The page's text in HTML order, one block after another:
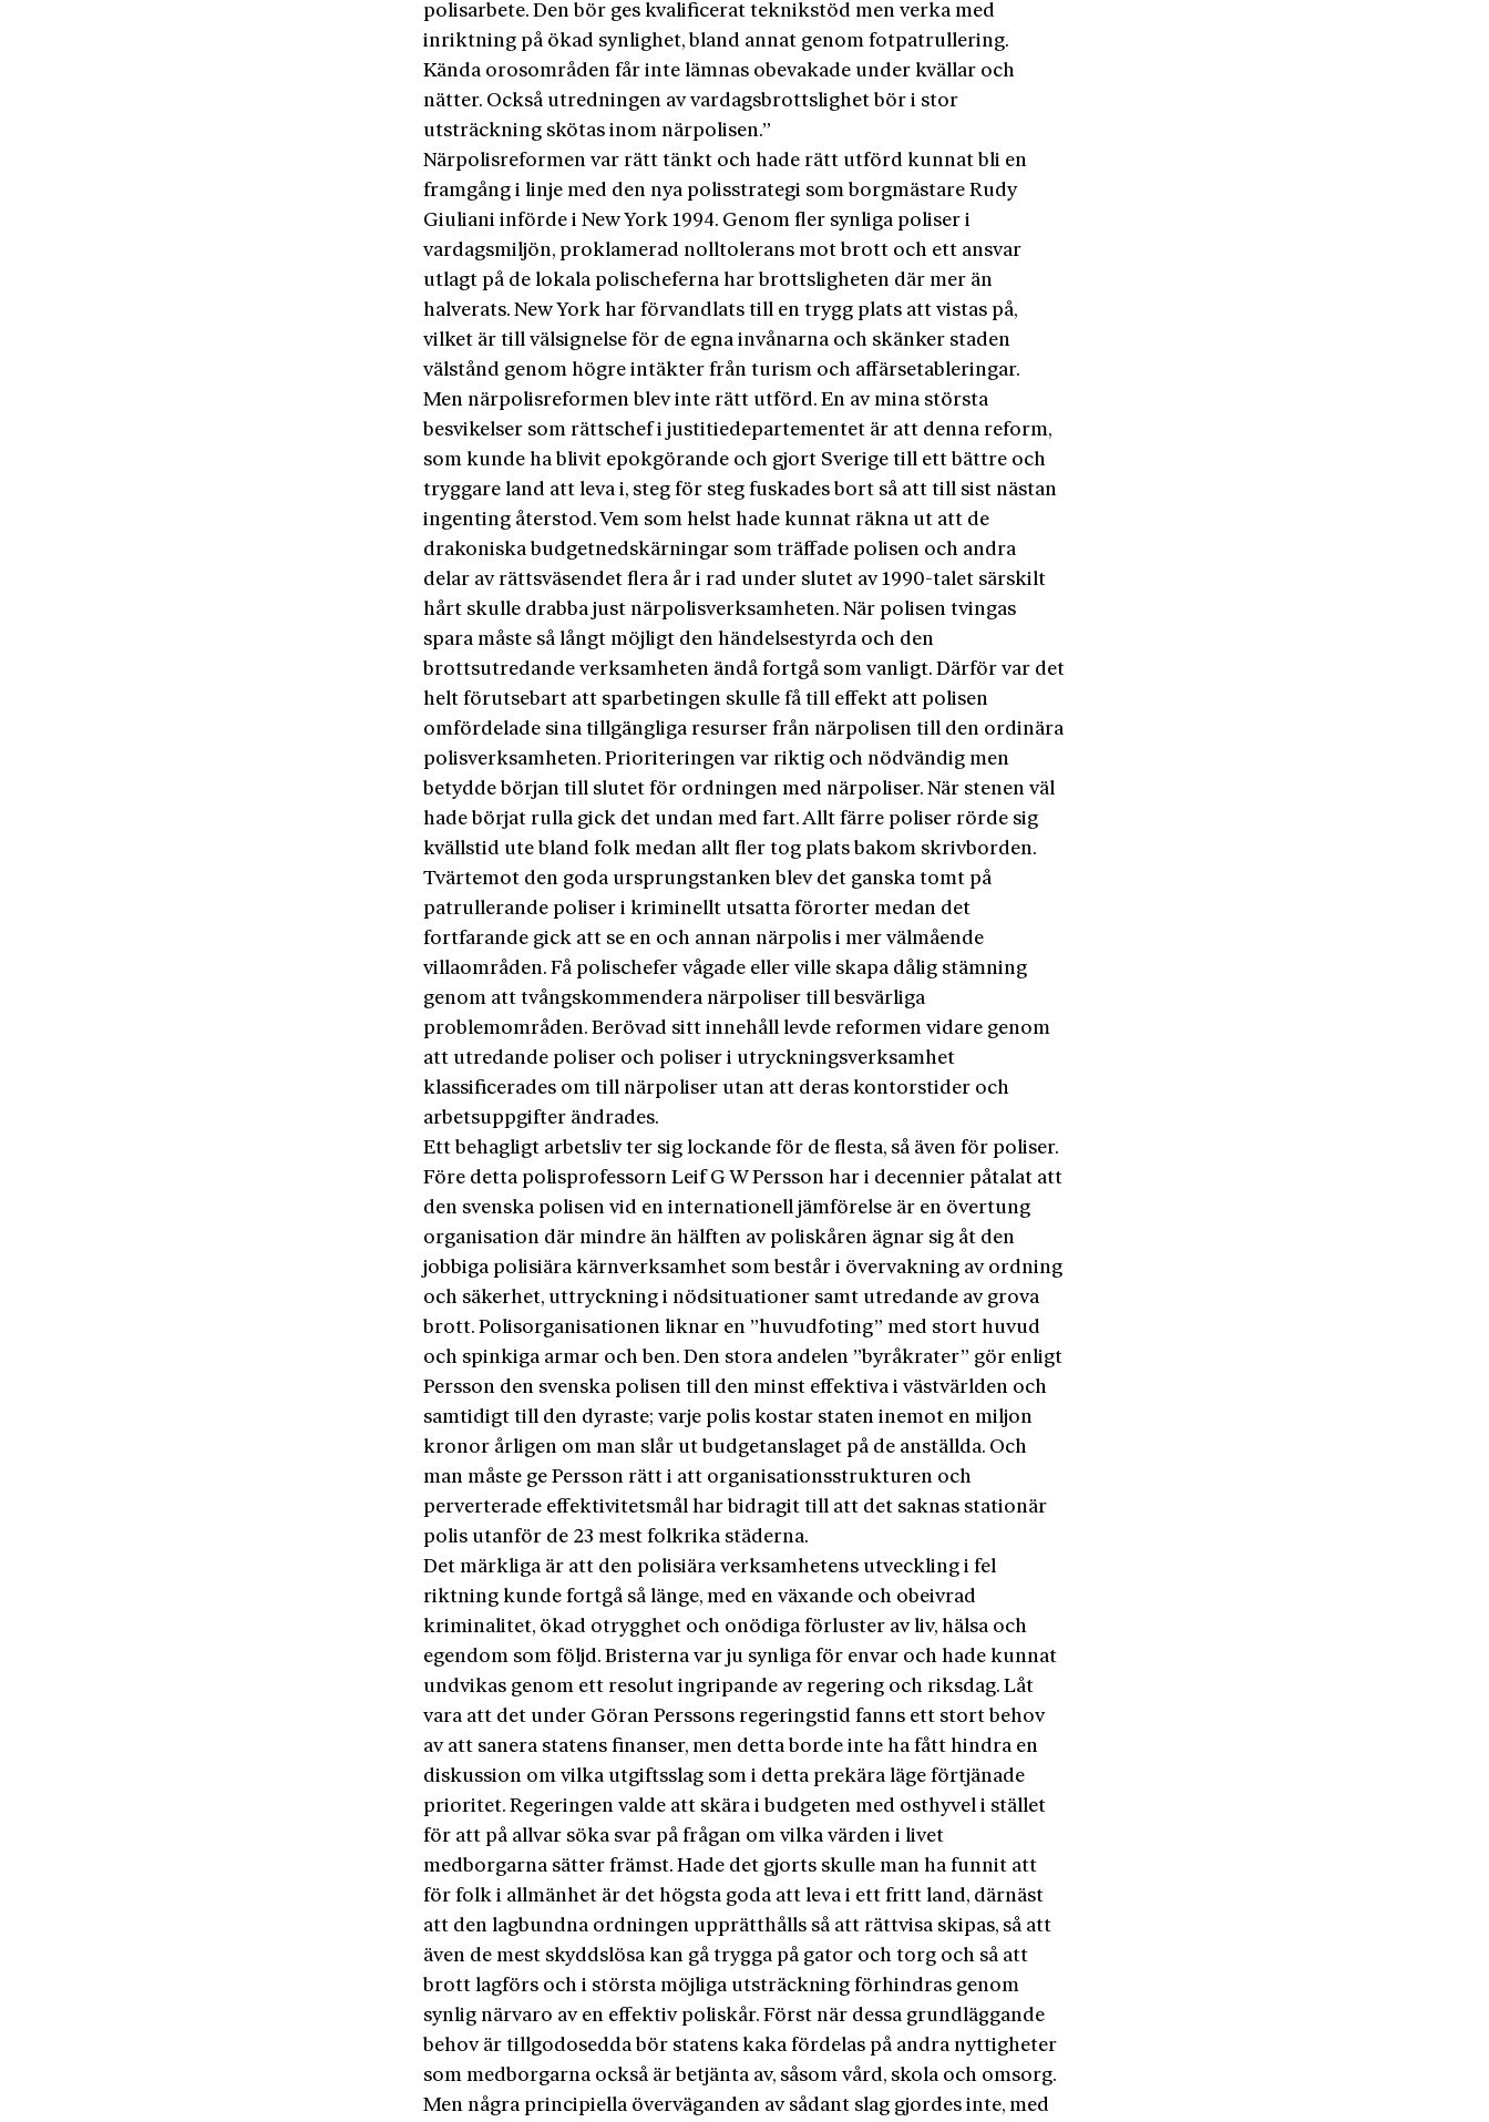
polisarbete. Den bör ges kvalificerat teknikstöd men verka med
inriktning på ökad synlighet, bland annat genom fotpatrullering.
Kända orosområden får inte lämnas obevakade under kvällar och
nätter. Också utredningen av vardagsbrottslighet bör i stor
utsträckning skötas inom närpolisen.”
Närpolisreformen var rätt tänkt och hade rätt utförd kunnat bli en
framgång i linje med den nya polisstrategi som borgmästare Rudy
Giuliani införde i New York 1994. Genom fler synliga poliser i
vardagsmiljön, proklamerad nolltolerans mot brott och ett ansvar
utlagt på de lokala polischeferna har brottsligheten där mer än
halverats. New York har förvandlats till en trygg plats att vistas på,
vilket är till välsignelse för de egna invånarna och skänker staden
välstånd genom högre intäkter från turism och affärsetableringar.
Men närpolisreformen blev inte rätt utförd. En av mina största
besvikelser som rättschef i justitiedepartementet är att denna reform,
som kunde ha blivit epokgörande och gjort Sverige till ett bättre och
tryggare land att leva i, steg för steg fuskades bort så att till sist nästan
ingenting återstod. Vem som helst hade kunnat räkna ut att de
drakoniska budgetnedskärningar som träffade polisen och andra
delar av rättsväsendet flera år i rad under slutet av 1990-talet särskilt
hårt skulle drabba just närpolisverksamheten. När polisen tvingas
spara måste så långt möjligt den händelsestyrda och den
brottsutredande verksamheten ändå fortgå som vanligt. Därför var det
helt förutsebart att sparbetingen skulle få till effekt att polisen
omfördelade sina tillgängliga resurser från närpolisen till den ordinära
polisverksamheten. Prioriteringen var riktig och nödvändig men
betydde början till slutet för ordningen med närpoliser. När stenen väl
hade börjat rulla gick det undan med fart. Allt färre poliser rörde sig
kvällstid ute bland folk medan allt fler tog plats bakom skrivborden.
Tvärtemot den goda ursprungstanken blev det ganska tomt på
patrullerande poliser i kriminellt utsatta förorter medan det
fortfarande gick att se en och annan närpolis i mer välmående
villaområden. Få polischefer vågade eller ville skapa dålig stämning
genom att tvångskommendera närpoliser till besvärliga
problemområden. Berövad sitt innehåll levde reformen vidare genom
att utredande poliser och poliser i utryckningsverksamhet
klassificerades om till närpoliser utan att deras kontorstider och
arbetsuppgifter ändrades.
Ett behagligt arbetsliv ter sig lockande för de flesta, så även för poliser.
Före detta polisprofessorn Leif G W Persson har i decennier påtalat att
den svenska polisen vid en internationell jämförelse är en övertung
organisation där mindre än hälften av poliskåren ägnar sig åt den
jobbiga polisiära kärnverksamhet som består i övervakning av ordning
och säkerhet, uttryckning i nödsituationer samt utredande av grova
brott. Polisorganisationen liknar en ”huvudfoting” med stort huvud
och spinkiga armar och ben. Den stora andelen ”byråkrater” gör enligt
Persson den svenska polisen till den minst effektiva i västvärlden och
samtidigt till den dyraste; varje polis kostar staten inemot en miljon
kronor årligen om man slår ut budgetanslaget på de anställda. Och
man måste ge Persson rätt i att organisationsstrukturen och
perverterade effektivitetsmål har bidragit till att det saknas stationär
polis utanför de 23 mest folkrika städerna.
Det märkliga är att den polisiära verksamhetens utveckling i fel
riktning kunde fortgå så länge, med en växande och obeivrad
kriminalitet, ökad otrygghet och onödiga förluster av liv, hälsa och
egendom som följd. Bristerna var ju synliga för envar och hade kunnat
undvikas genom ett resolut ingripande av regering och riksdag. Låt
vara att det under Göran Perssons regeringstid fanns ett stort behov
av att sanera statens finanser, men detta borde inte ha fått hindra en
diskussion om vilka utgiftsslag som i detta prekära läge förtjänade
prioritet. Regeringen valde att skära i budgeten med osthyvel i stället
för att på allvar söka svar på frågan om vilka värden i livet
medborgarna sätter främst. Hade det gjorts skulle man ha funnit att
för folk i allmänhet är det högsta goda att leva i ett fritt land, därnäst
att den lagbundna ordningen upprätthålls så att rättvisa skipas, så att
även de mest skyddslösa kan gå trygga på gator och torg och så att
brott lagförs och i största möjliga utsträckning förhindras genom
synlig närvaro av en effektiv poliskår. Först när dessa grundläggande
behov är tillgodosedda bör statens kaka fördelas på andra nyttigheter
som medborgarna också är betjänta av, såsom vård, skola och omsorg.
Men några principiella överväganden av sådant slag gjordes inte, med